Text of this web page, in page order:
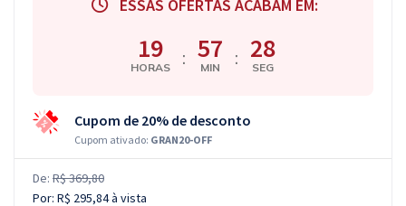
ESSAS OFERTAS ACABAM EM:
19
HORAS : 57
MIN : 27
SEG
Cupom de 20% de desconto
Cupom ativado: GRAN20-OFF
De: R$ 369,80
Por: R$ 295,84à vista